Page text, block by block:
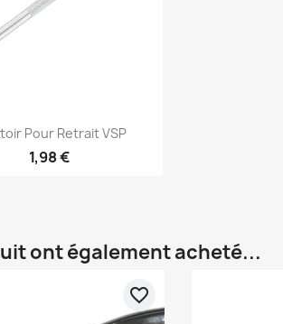
Aperçu rapide
Pour Retrait VSP
1,98 €
ont également acheté...
favorite_border